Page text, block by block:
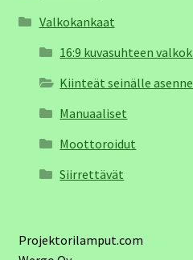
Valkokankaat
16:9 kuvasuhteen
Kiinteät seinälle
Manuaaliset
Moottoroidut
Siirrettävät
Projektorilamput.com